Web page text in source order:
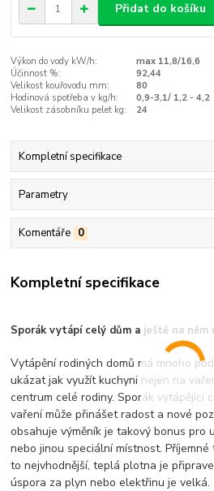
Přidat do košíku
Výkon do vody kW/h:
max 11,8/16,6
Účinnost %:
92,44
Velikost kouřovodu mm:
80
Hodinová spotřeba v kg/h:
0,9-3,1/ 1,2 - 4,2
Velikost zásobníku pelet kg:
24
Kompletní specifikace
Parametry
Komentáře 0
Kompletní specifikace
Sporák vytápí celý dům a ještě na
Vytápění rodiných domů má mnoho
ukázat jak využít kuchyni nejen na
centrum celé rodiny. Sporák vytápějící
vaření může přinášet radost a nové
obsahuje výměník je takový bonus pro
nebo jinou speciální místnost.
to nejvhodnější, teplá plotna je
úspora za plyn nebo elektřinu je velká.